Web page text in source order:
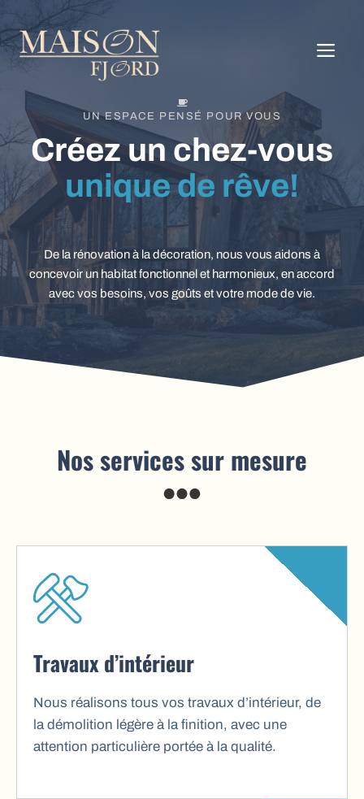
au
contenu
UN ESPACE PENSÉ POUR VOUS
Créez un chez-vous
unique de rêve!
De la rénovation à la décoration, nous vous aidons à
concevoir un habitat fonctionnel et harmonieux, en accord
avec vos besoins, vos goûts et votre mode de vie.
Nos services sur mesure
Travaux d’intérieur
Nous réalisons tous vos travaux d’intérieur, de
la démolition légère à la finition, avec une
attention particulière portée à la qualité.